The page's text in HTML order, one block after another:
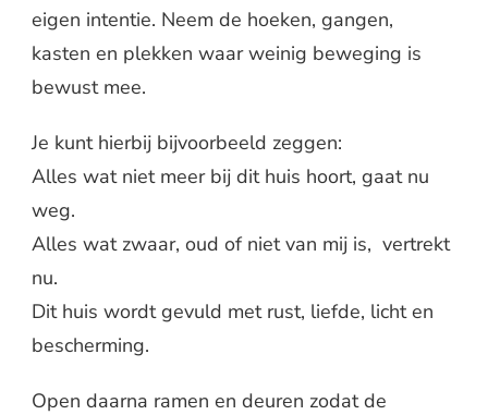
eigen intentie. Neem de hoeken, gangen,
kasten en plekken waar weinig beweging is
bewust mee.
Je kunt hierbij bijvoorbeeld zeggen:
Alles wat niet meer bij dit huis hoort, gaat nu
weg.
Alles wat zwaar, oud of niet van mij is, vertrekt
nu.
Dit huis wordt gevuld met rust, liefde, licht en
bescherming.
Open daarna ramen en deuren zodat de